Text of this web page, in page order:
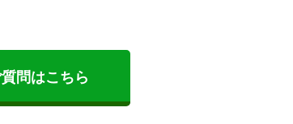
問はこちら